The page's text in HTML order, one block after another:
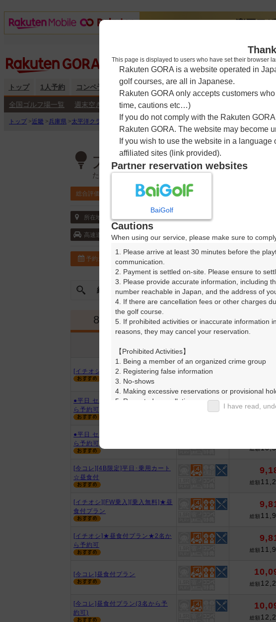
トップ 1人予約 コンペ予約 海外予約 キャンペーン
全国ゴルフ場一覧 週末空き枠検索 平日空き枠検索
トップ >近畿 >兵庫県 >太平洋クラブ有馬コース>予約カレンダー
太平洋クラブ有馬コー
たいへいようくらぶありまこーす
総合評価 4.4 ポイント利用可
所在地 〒673-1242 兵庫県 三木市吉川町奥谷114-8
高速道 中国自動車道・吉川 10km以内
予約カレンダー
絞込み 曜日やスタート時間を指定して、ご希望のプ
8月 9月 10月
アイコンの説明
[イチオシ]極プラン
●平日 セルフ・乗用カート(2名か
ら予約可)
●平日 セルフ・乗用カート(3名か
ら予約可)
総額
[今コレ][4B限定]平日･乗用カート
☆昼食付
総額
[イチオシ][FW乗入][乗入無料]★昼
食付プラン
総額
[イチオシ]★昼食付プラン★2名か
ら予約可
総額
[今コレ]昼食付プラン
総額
[今コレ]昼食付プラン(3名から予
約可)
総額
This page is displayed to users who have set their browser
Rakuten GORA is a website operated in
golf courses, are all in Japanese.
Rakuten GORA only accepts customers
time, cautions etc…)
If you do not comply with the Rakuten
Rakuten GORA. The website may become
If you wish to use the website in a
affiliated sites (link provided).
Partner reservation websites
BaiGolf
Cautions
When using our service, please make sure to
1. Please arrive at least 30 minutes before the
communication.
2. Payment is settled on-site. Please ensure to
3. Please provide accurate information, including
number reachable in Japan, and the address of
4. If there are cancellation fees or other charges
the golf course.
5. If prohibited activities or inaccurate information
reasons, they may cancel your reservation.
【Prohibited Activities】
1. Being a member of an organized crime group
2. Registering false information
3. No-shows
4. Making excessive reservations or provisional
5. Repeated cancellations
6. Violating laws and regulations
7. Causing inconvenience to others during play
I have read,